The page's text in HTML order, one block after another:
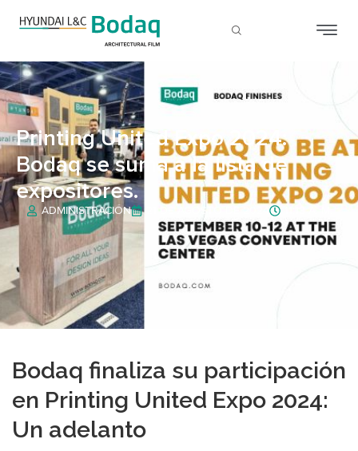
Printing United Expo 2024:
Bodaq se suma a la lista de
expositores.
ADMINISTRACIÓN 21 DE AGOSTO DE 2024
Bodaq finaliza su participación
en Printing United Expo 2024:
Un adelanto